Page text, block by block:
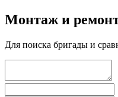
Монтаж и
Для поиска бригады и